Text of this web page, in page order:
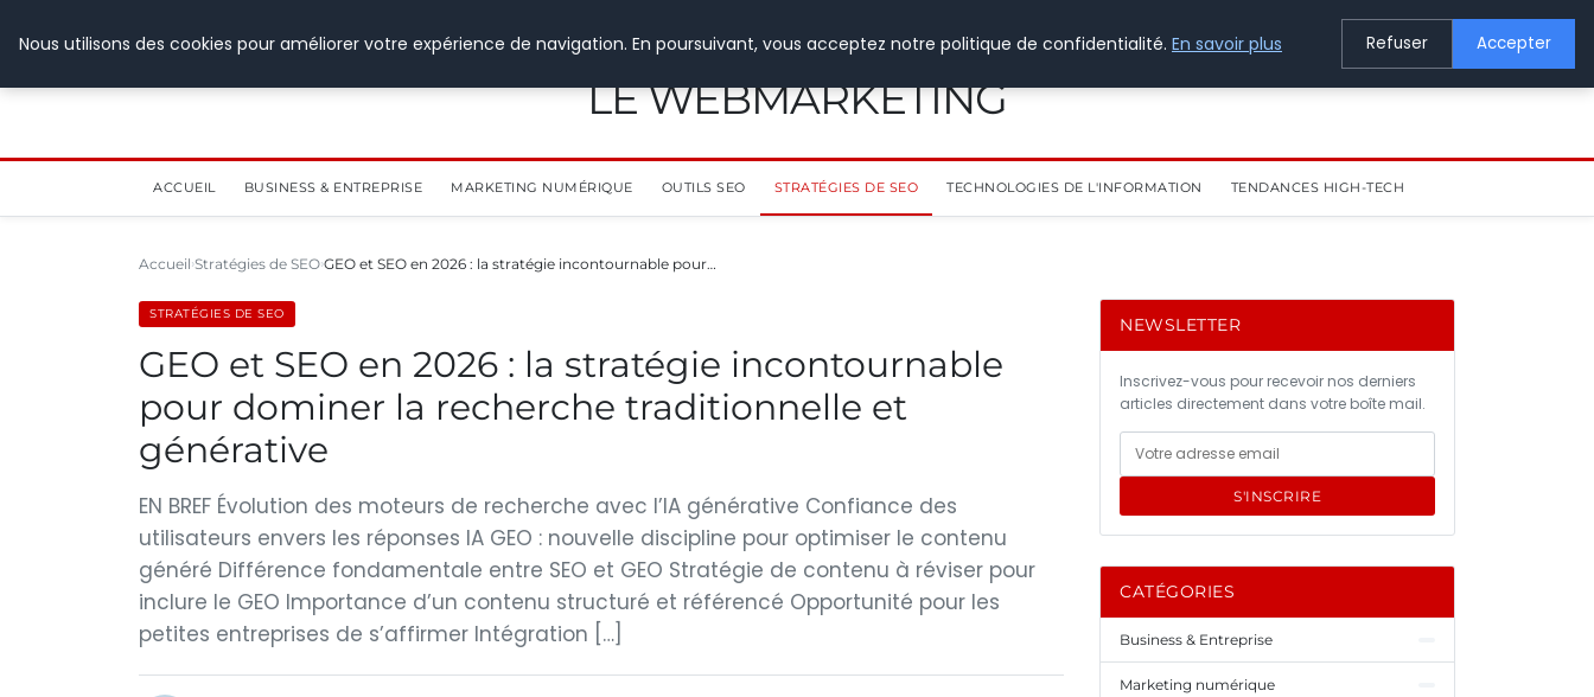
LE WEBMARKETING
ACCUEIL BUSINESS & ENTREPRISE MARKETING NUMÉRIQUE OUTILS SEO STRATÉGIES DE SEO TECHNOLOGIES DE L'INFORMATION TENDANCES HIGH-TECH
Accueil Stratégies de SEO GEO et SEO en 2026 : la stratégie incontournable pour…
STRATÉGIES DE SEO
GEO et SEO en 2026 : la stratégie incontournable
pour dominer la recherche traditionnelle et
générative
EN BREF Évolution des moteurs de recherche avec l’IA générative Confiance des
utilisateurs envers les réponses IA GEO : nouvelle discipline pour optimiser le contenu
généré Différence fondamentale entre SEO et GEO Stratégie de contenu à réviser pour
inclure le GEO Importance d’un contenu structuré et référencé Opportunité pour les
petites entreprises de s’affirmer Intégration […]
NEWSLETTER
Inscrivez-vous pour recevoir nos derniers
articles directement dans votre boîte mail.
S'INSCRIRE
CATÉGORIES
Business & Entreprise
Marketing numérique
Nous utilisons des cookies pour améliorer votre expérience de navigation. En poursuivant, vous acceptez notre politique de confidentialité. En savoir plus Refuser Accepter